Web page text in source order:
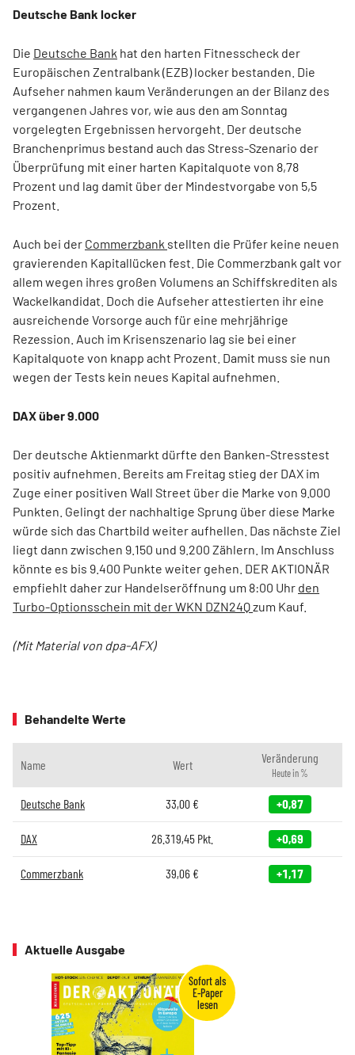
Deutsche Bank locker
Die Deutsche Bank hat den harten Fitnesscheck der
Europäischen Zentralbank (EZB) locker bestanden. Die
Aufseher nahmen kaum Veränderungen an der Bilanz des
vergangenen Jahres vor, wie aus den am Sonntag
vorgelegten Ergebnissen hervorgeht. Der deutsche
Branchenprimus bestand auch das Stress-Szenario der
Überprüfung mit einer harten Kapitalquote von 8,78
Prozent und lag damit über der Mindestvorgabe von 5,5
Prozent.
Auch bei der Commerzbank stellten die Prüfer keine neuen
gravierenden Kapitallücken fest. Die Commerzbank galt vor
allem wegen ihres großen Volumens an Schiffskrediten als
Wackelkandidat. Doch die Aufseher attestierten ihr eine
ausreichende Vorsorge auch für eine mehrjährige
Rezession. Auch im Krisenszenario lag sie bei einer
Kapitalquote von knapp acht Prozent. Damit muss sie nun
wegen der Tests kein neues Kapital aufnehmen.
DAX über 9.000
Der deutsche Aktienmarkt dürfte den Banken-Stresstest
positiv aufnehmen. Bereits am Freitag stieg der DAX im
Zuge einer positiven Wall Street über die Marke von 9.000
Punkten. Gelingt der nachhaltige Sprung über diese Marke
würde sich das Chartbild weiter aufhellen. Das nächste Ziel
liegt dann zwischen 9.150 und 9.200 Zählern. Im Anschluss
könnte es bis 9.400 Punkte weiter gehen. DER AKTIONÄR
empfiehlt daher zur Handelseröffnung um 8:00 Uhr den
Turbo-Optionsschein mit der WKN DZN24Qzum Kauf.
(Mit Material von dpa-AFX)
Behandelte Werte
Name Wert Veränderung
Heute in %
Deutsche Bank 33,00 € +0,87
DAX 26.319,45 Pkt. +0,69
Commerzbank 39,06 € +1,17
Aktuelle Ausgabe